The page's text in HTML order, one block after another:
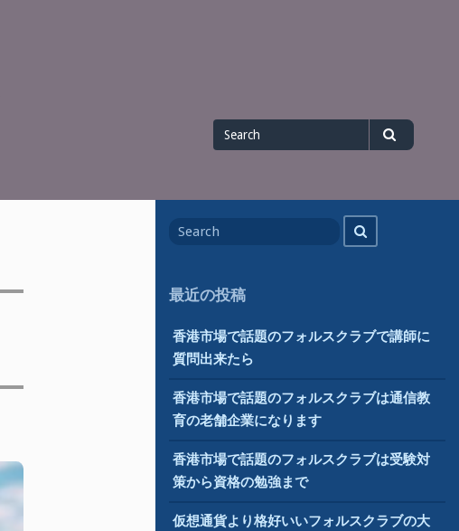
Search
for
for
最近の投稿
香港市場で話題のフォルスクラブで講師に
質問出来たら
香港市場で話題のフォルスクラブは通信教
育の老舗企業になります
香港市場で話題のフォルスクラブは受験対
策から資格の勉強まで
仮想通貨より格好いいフォルスクラブの大